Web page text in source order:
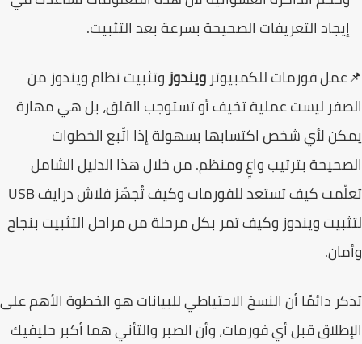
التعريفات الصحيحة بسرعة بعد التثبيت.
فورمات للكمبيوترويندوزوتثبيت نظام ويندوز من
ليست عملية تخيف أو تستوجب القلق، بل هي مهارة
لأي شخص اكتسابها بسهولة إذا اتّبع الخطوات
بترتيب واعٍ ومنظم. من خلال هذا الدليل الشامل
تعلّمت كيف تستعد للفورمات وكيف تُجهّز فلاش درايف USB
ويندوز وكيف تمر بكل مرحلة من مراحل التثبيت بنجاح
دائمًا أن النسخ الاحتياطي للبيانات هو الخطوة الأهم على
قبل أي فورمات، وأن الصبر والتأني هما أكبر حليفيك